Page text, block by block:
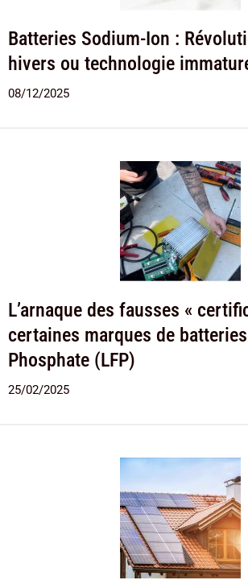
Batteries Sodium-Ion :
hivers ou technologie
08/12/2025
L’arnaque des fausses «
certaines marques de
Phosphate (LFP)
25/02/2025